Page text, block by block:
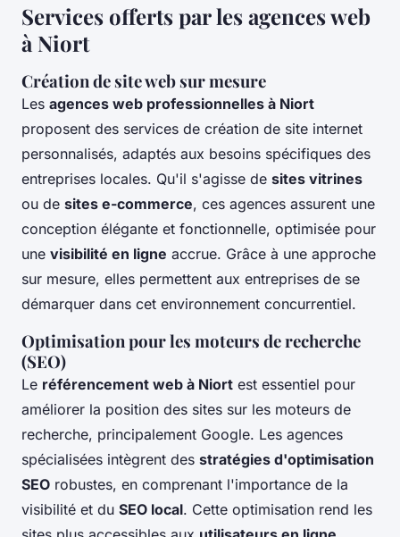
Services offerts par les agences web
à Niort
Création de site web sur mesure
Les agences web professionnelles à Niort
proposent des services de création de site internet
personnalisés, adaptés aux besoins spécifiques des
entreprises locales. Qu'il s'agisse de sites vitrines
ou de sites e-commerce, ces agences assurent une
conception élégante et fonctionnelle, optimisée pour
une visibilité en ligne accrue. Grâce à une approche
sur mesure, elles permettent aux entreprises de se
démarquer dans cet environnement concurrentiel.
Optimisation pour les moteurs de recherche
(SEO)
Le référencement web à Niort est essentiel pour
améliorer la position des sites sur les moteurs de
recherche, principalement Google. Les agences
spécialisées intègrent des stratégies d'optimisation
SEO robustes, en comprenant l'importance de la
visibilité et du SEO local. Cette optimisation rend les